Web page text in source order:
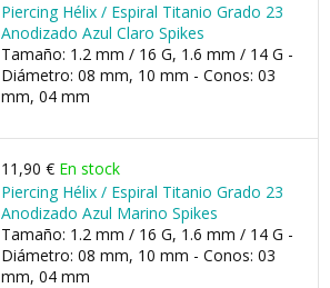
Piercing Hélix / Espiral Titanio Grado 23
Anodizado Azul Claro Spikes
Tamaño: 1.2 mm / 16 G, 1.6 mm / 14 G -
Diámetro: 08 mm, 10 mm - Conos: 03
mm, 04 mm
11,90 € En stock
Piercing Hélix / Espiral Titanio Grado 23
Anodizado Azul Marino Spikes
Tamaño: 1.2 mm / 16 G, 1.6 mm / 14 G -
Diámetro: 08 mm, 10 mm - Conos: 03
mm, 04 mm